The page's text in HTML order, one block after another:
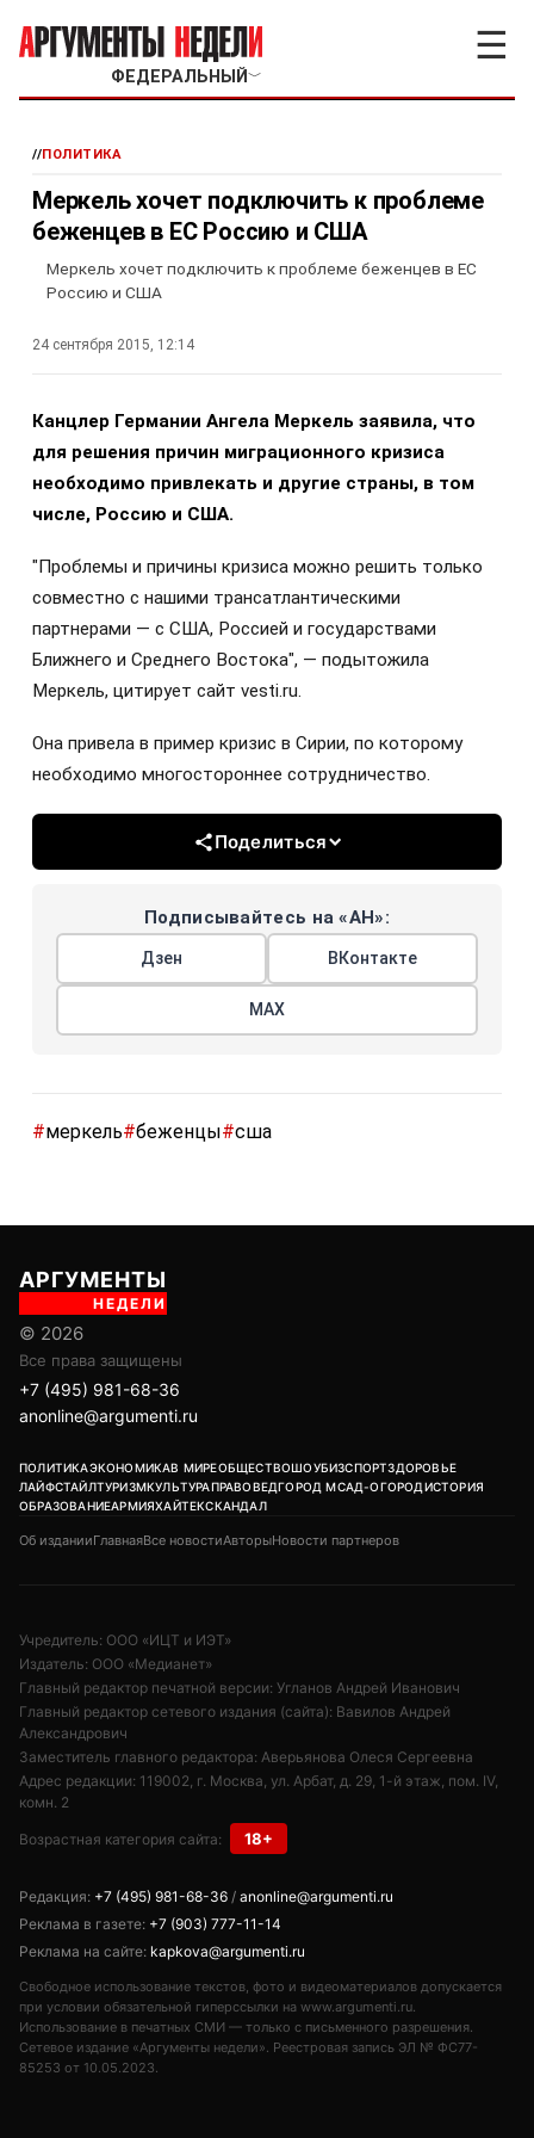
ФЕДЕРАЛЬНЫЙ ﹀
☰
//ПОЛИТИКА
Меркель хочет подключить к проблеме
беженцев в ЕС Россию и США
Меркель хочет подключить к проблеме беженцев в ЕС
Россию и США
24 сентября 2015, 12:14
Канцлер Германии Ангела Меркель заявила, что
для решения причин миграционного кризиса
необходимо привлекать и другие страны, в том
числе, Россию и США.
"Проблемы и причины кризиса можно решить только
совместно с нашими трансатлантическими
партнерами — с США, Россией и государствами
Ближнего и Среднего Востока", — подытожила
Меркель, цитирует сайт vesti.ru.
Она привела в пример кризис в Сирии, по которому
необходимо многостороннее сотрудничество.
Поделиться
Подписывайтесь на «АН»:
Дзен ВКонтакте
МАХ
#меркель#беженцы#сша
АРГУМЕНТЫ
НЕДЕЛИ
© 2026
Все права защищены
+7 (495) 981-68-36
anonline@argumenti.ru
ПОЛИТИКАЭКОНОМИКАВ МИРЕОБЩЕСТВОШОУБИЗСПОРТЗДОРОВЬЕ
ЛАЙФСТАЙЛТУРИЗМКУЛЬТУРАПРАВОВЕДГОРОД МСАД-ОГОРОДИСТОРИЯ
ОБРАЗОВАНИЕАРМИЯХАЙТЕКСКАНДАЛ
Об изданииГлавнаяВсе новостиАвторыНовости партнеров
Учредитель: ООО «ИЦТ и ИЭТ»
Издатель: ООО «Медианет»
Главный редактор печатной версии: Угланов Андрей Иванович
Главный редактор сетевого издания (сайта): Вавилов Андрей
Александрович
Заместитель главного редактора: Аверьянова Олеся Сергеевна
Адрес редакции: 119002, г. Москва, ул. Арбат, д. 29, 1-й этаж, пом. IV,
комн. 2
Возрастная категория сайта: 18+
Редакция: +7 (495) 981-68-36 / anonline@argumenti.ru
Реклама в газете: +7 (903) 777-11-14
Реклама на сайте: kapkova@argumenti.ru
Свободное использование текстов, фото и видеоматериалов допускается
при условии обязательной гиперссылки на www.argumenti.ru.
Использование в печатных СМИ — только с письменного разрешения.
Сетевое издание «Аргументы недели». Реестровая запись ЭЛ № ФС77-
85253 от 10.05.2023.